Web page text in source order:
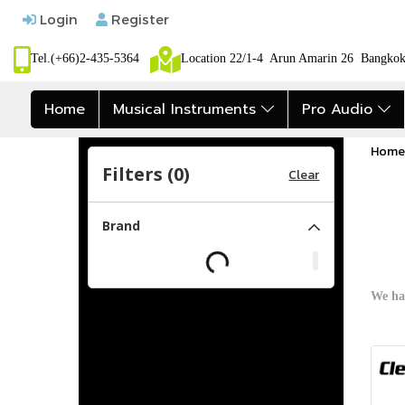
Login Register
Tel.(+66)2-435-5364 Location 22/1-4 Arun Amarin 26
Home Musical Instruments Pro Audio
Home
We
Filters (0) Clear
Brand